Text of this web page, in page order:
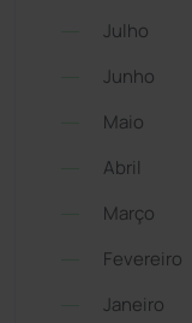
Julho
Junho
Maio
Abril
Março
Fevereiro
Janeiro